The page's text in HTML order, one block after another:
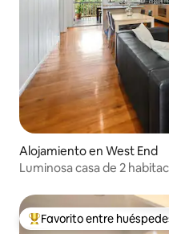
Alojamiento en West End
Luminosa casa de 2
Favorito entre huéspedes
Favorito entre